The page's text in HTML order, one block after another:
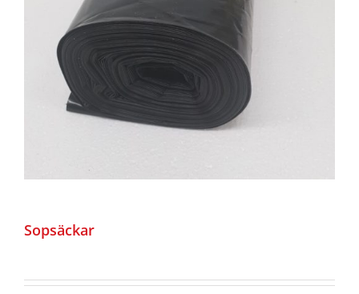
Sopsäckar